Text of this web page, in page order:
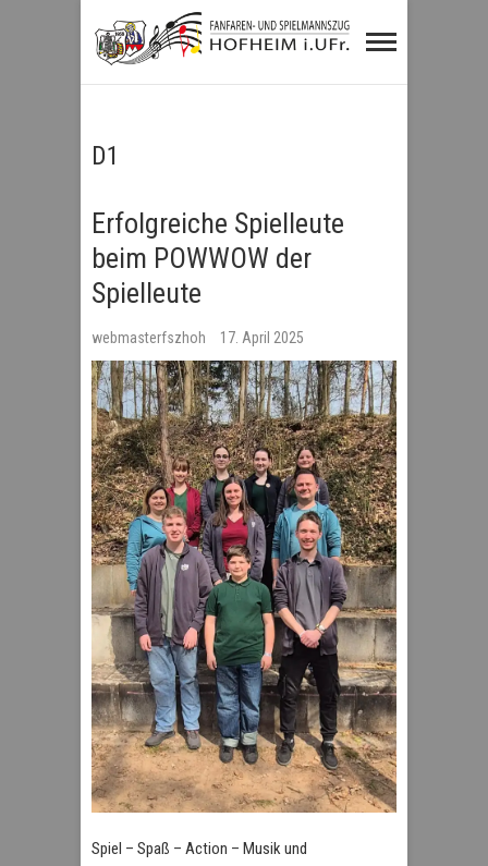
Fanfaren- und
Spielmannszug
D1
Erfolgreiche Spielleute
beim POWWOW der
Spielleute
webmasterfszhoh 17. April 2025
Spiel – Spaß – Action – Musik und